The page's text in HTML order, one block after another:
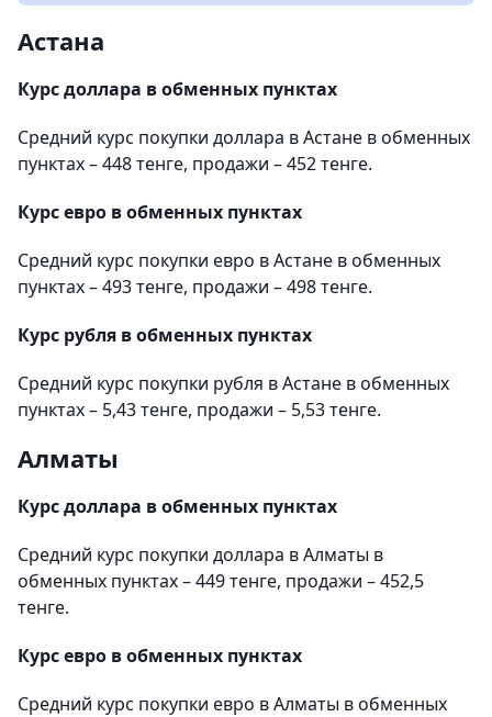
Астана
Курс доллара в обменных пунктах
Средний курс покупки доллара в Астане в обменных
пунктах – 448 тенге, продажи – 452 тенге.
Курс евро в обменных пунктах
Средний курс покупки евро в Астане в обменных
пунктах – 493 тенге, продажи – 498 тенге.
Курс рубля в обменных пунктах
Средний курс покупки рубля в Астане в обменных
пунктах – 5,43 тенге, продажи – 5,53 тенге.
Алматы
Курс доллара в обменных пунктах
Средний курс покупки доллара в Алматы в
обменных пунктах – 449 тенге, продажи – 452,5
тенге.
Курс евро в обменных пунктах
Средний курс покупки евро в Алматы в обменных